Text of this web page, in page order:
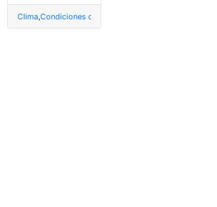
Clima,Condiciones climáticas